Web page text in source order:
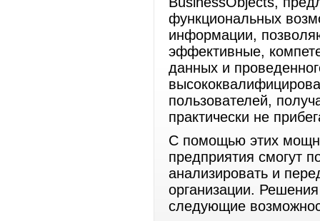
функциональных
информации,
эффективные,
данных и
пользователей,
практически не
С помощью этих
предприятия смогут
анализировать и
организации.
следующие